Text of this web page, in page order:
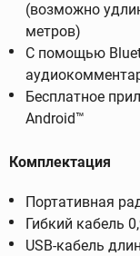
(возможно
метров)
С помощью
Бесплатное
Android™
Комплектация
Портативная
Гибкий кабель
USB-кабель